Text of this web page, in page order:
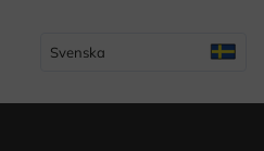
Svenska